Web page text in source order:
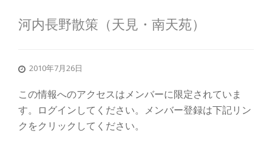
ン
河内長野散策（天見・南天苑）
2010年7月26日
この情報へのアクセスはメンバーに限定されていま
す。ログインしてください。メンバー登録は下記リン
クをクリックしてください。